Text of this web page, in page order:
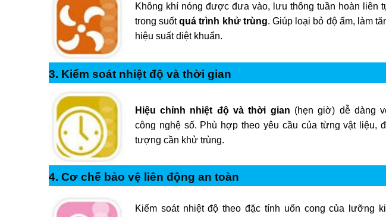
Không khí nóng được đưa vào, lưu thông tuần hoàn liên
trong suốtquá trình khử trùng. Giúp loại bỏ độ ẩm, làm
hiệu suất diệt khuẩn.
3. Kiểm soát nhiệt độ và thời gian
Hiệu chỉnh nhiệt độ và thời gian (hẹn giờ) dễ dàng
công nghệ số. Phù hợp theo yêu cầu của từng vật liệu,
tượng cần khử trùng.
4. Cơ chế bảo vệ liên động an toàn
Kiểm soát nhiệt độ theo đặc tính uốn cong của lưỡng